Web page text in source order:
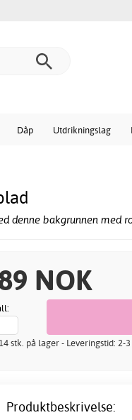
Dåp Utdrikningslag
denne bakgrunnen med
NOK
stk. på lager - Leveringstid: 2-
Produktbeskrivelse: